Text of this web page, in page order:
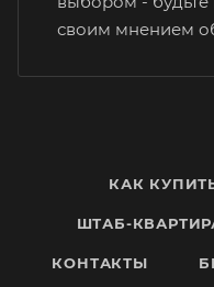
своим мнением
КАК
ШТАБ-
КОНТАКТЫ